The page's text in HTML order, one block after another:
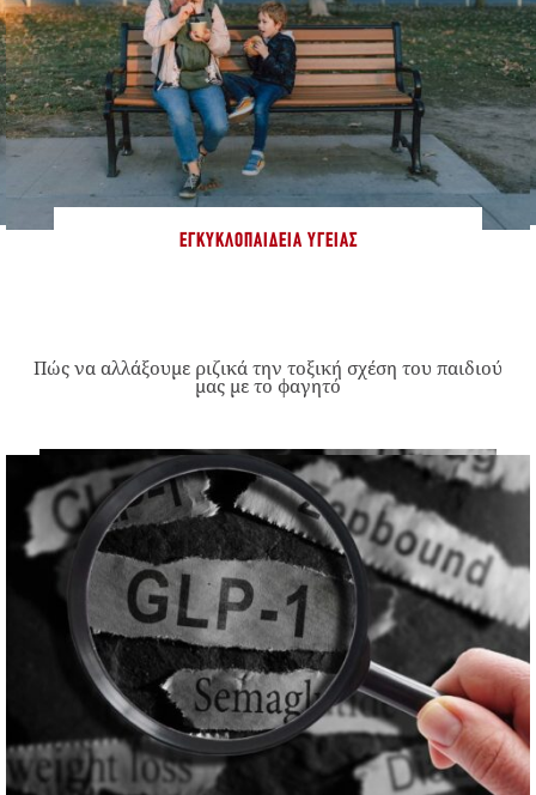
ΕΓΚΥΚΛΟΠΑΊΔΕΙΑ ΥΓΕΊΑΣ
Πώς να αλλάξουμε ριζικά την τοξική σχέση του παιδιού
μας με το φαγητό